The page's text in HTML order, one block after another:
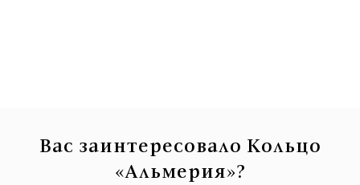
Вас заинтересовало Кольцо
«Альмерия»?